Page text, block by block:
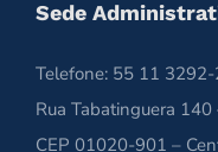
Sede
Telefone: 55 11
Rua Tabatinguera 140
CEP 01020-901 –